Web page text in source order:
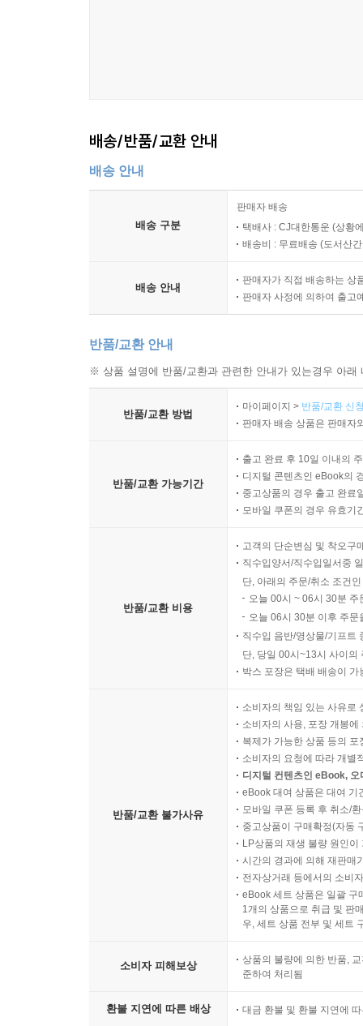
배송/반품/교환 안내
배송 안내
배송 구분
판매자 배송
택배사 : CJ대한통운 (상황
배송비 : 무료배송 (도서산
배송 안내
판매자가 직접 배송하는 상
판매자 사정에 의하여 출고
반품/교환 안내
※ 상품 설명에 반품/교환과 관련한 안내가 있는경우 아
반품/교환 방법
마이페이지 > 반품/교환 신
판매자 배송 상품은 판매자
반품/교환 가능기간
출고 완료 후 10일 이내의
디지털 콘텐츠인 eBook의
중고상품의 경우 출고 완료
모바일 쿠폰의 경우 유효기
반품/교환 비용
고객의 단순변심 및 착오구
직수입양서/직수입일서중
단, 아래의 주문/취소 조건
오늘 00시 ~ 06시 30분
오늘 06시 30분 이후 주
직수입 음반/영상물/기프트
단, 당일 00시~13시 사이의
박스 포장은 택배 배송이
반품/교환 불가사유
소비자의 책임 있는 사유로
소비자의 사용, 포장 개봉
복제가 가능한 상품 등의
소비자의 요청에 따라 개별
디지털 컨텐츠인 eBook,
eBook 대여 상품은 대여 기
모바일 쿠폰 등록 후 취소/
중고상품이 구매확정(자동
LP상품의 재생 불량 원인
시간의 경과에 의해 재판매
전자상거래 등에서의 소비
eBook 세트 상품은 일괄 구
1개의 상품으로 취급 및 판
우, 세트 상품 전부 및 세트
소비자 피해보상
상품의 불량에 의한 반품,
준하여 처리됨
환불 지연에 따른 배상 대금 환불 및 환불 지연에